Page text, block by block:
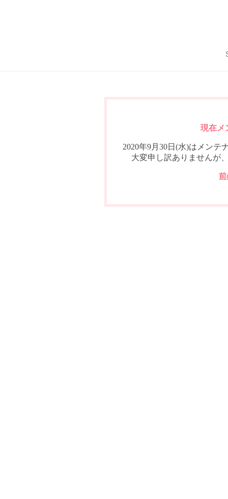
現在メ
2020年9月30日(水)はメンテ
大変申し訳ありませんが
前